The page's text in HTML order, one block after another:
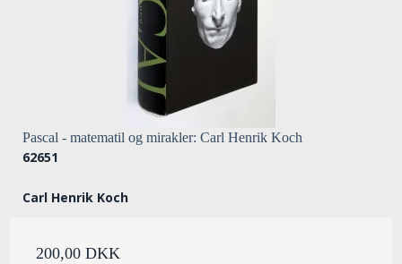
Pascal - matematil og mirakler: Carl Henrik Koch
62651
Carl Henrik Koch
200,00 DKK